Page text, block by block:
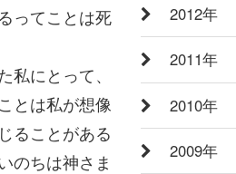
ってことは死
にとって、
とは私が想像
ることがある
のちは神さま
2012年
2011年
2010年
2009年